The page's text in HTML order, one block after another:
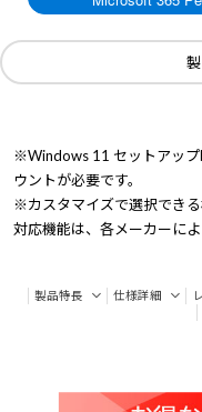
※Windows 11 セットアッ
ウントが必要です。
※カスタマイズで選択でき
対応機能は、各メーカーによ
製品特長 仕様詳細